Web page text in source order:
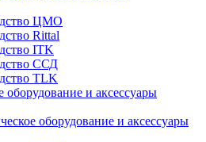
ЦМО
Rittal
ITK
ССД
TLK
оборудование и аксессуары
оборудование и аксессуары